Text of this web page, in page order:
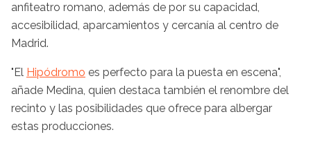
anfiteatro romano, además de por su capacidad,
accesibilidad, aparcamientos y cercanía al centro de
Madrid.
"El Hipódromo es perfecto para la puesta en escena",
añade Medina, quien destaca también el renombre del
recinto y las posibilidades que ofrece para albergar
estas producciones.